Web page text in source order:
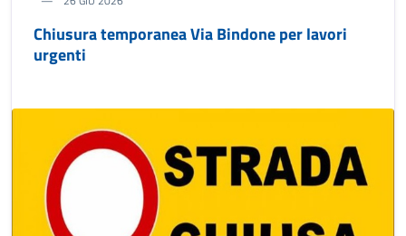
Chiusura temporanea Via Bindone per lavori
urgenti